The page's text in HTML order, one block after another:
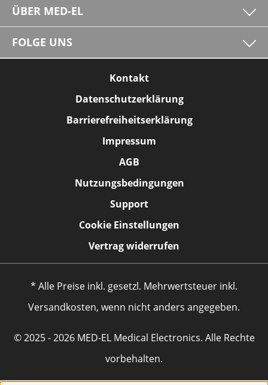
ÜBER MED-EL
FOLGE UNS
Kontakt
Datenschutzerklärung
Barrierefreiheitserklärung
Impressum
AGB
Nutzungsbedingungen
Support
Cookie Einstellungen
Vertrag widerrufen
* Alle Preise inkl. gesetzl. Mehrwertsteuer inkl.
Versandkosten, wenn nicht anders angegeben.
© 2025 - 2026 MED-EL Medical Electronics. Alle Rechte
vorbehalten.